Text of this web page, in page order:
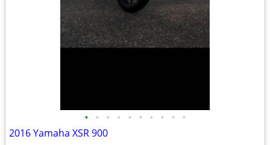
• • • • • • • • • •
2016 Yamaha XSR 900